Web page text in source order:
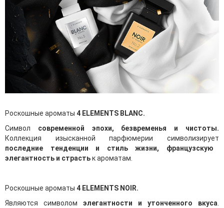
Роскошные ароматы 4 ELEMENTS BLANC.
Cимвол современной эпохи, безвременья и чистоты.
Коллекция изысканной парфюмерии символизирует
последние тенденции и стиль жизни, французскую
элегантность и страстьк ароматам.
Роскошные ароматы 4 ELEMENTS NOIR.
Являются символом элегантности и утонченного вкуса.